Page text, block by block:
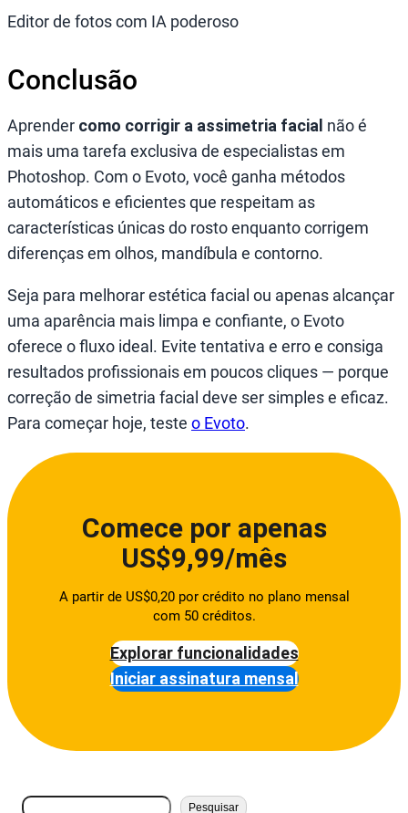
Editor de fotos com IA poderoso
Conclusão
Aprender como corrigir a assimetria facial não é
mais uma tarefa exclusiva de especialistas em
Photoshop. Com o Evoto, você ganha métodos
automáticos e eficientes que respeitam as
características únicas do rosto enquanto corrigem
diferenças em olhos, mandíbula e contorno.
Seja para melhorar estética facial ou apenas alcançar
uma aparência mais limpa e confiante, o Evoto
oferece o fluxo ideal. Evite tentativa e erro e consiga
resultados profissionais em poucos cliques — porque
correção de simetria facial deve ser simples e eficaz.
Para começar hoje, teste o Evoto.
Comece por apenas
US$9,99/mês
A partir de US$0,20 por crédito no plano mensal
com 50 créditos.
Explorar funcionalidades
Iniciar assinatura mensal
搜 Pesquisar